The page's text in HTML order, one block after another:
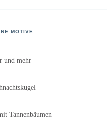
MOTIVE
und mehr
Tannenbäumen